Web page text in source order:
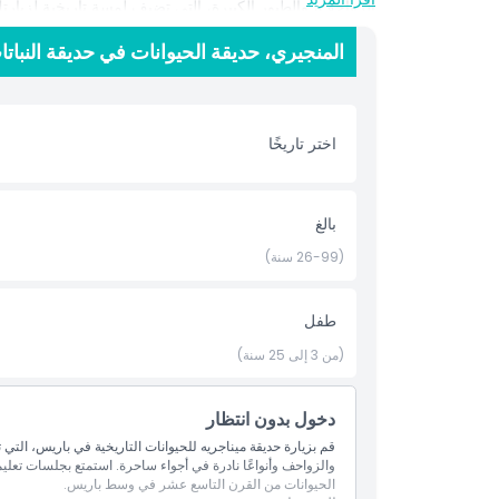
الزواحف، والطيور الكبيرة، التي تضيف لمسة تاريخية
حيث يشارك القائمون رؤى مثيرة عن سلوك الحيوانات
في حديقة النباتات هو جوهرة مخفية في باريس، يقدم يومًا
احجز تذاكرك عبر الإنترنت وادخل إلى عالم تتلاقي فيه
أبرز المعالم
المتضمنات
الاستثناءات
ساعات العمل
المنجيري، حديقة الحيوانات في حديقة
اختر تاريخًا
بالغ
(26-99 سنة)
طفل
(من 3 إلى 25 سنة)
دخول بدون انتظار
والزواحف وأنواعًا نادرة في أجواء ساحرة. استمتع بجلسات
الحيوانات من القرن التاسع عشر في وسط باريس.